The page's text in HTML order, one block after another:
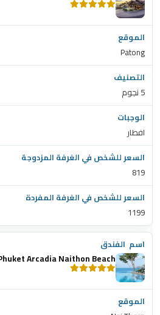
Patong
5 نجوم
افطار
819
1199
Arcadia Naithon Beach